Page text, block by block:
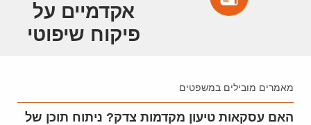
אקדמיים על
פיקוח שיפוטי
מאמרים מובילים במשפטים
האם עסקאות טיעון מקדמות צדק? ניתוח תוכן של